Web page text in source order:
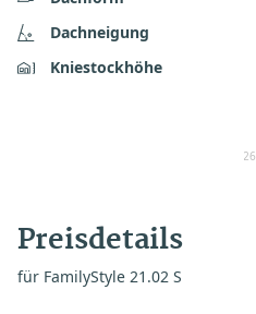
Dachneigung
Kniestockhöhe
Preisdetails
für FamilyStyle 21.02 S